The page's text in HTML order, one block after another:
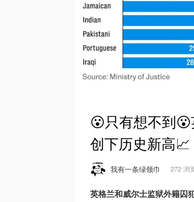
😮只有想不到
创下历史新高📈
我有一条绿领巾 272 浏
英格兰和威尔士监狱外籍囚